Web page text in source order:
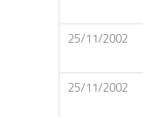
25/11/2002
25/11/2002